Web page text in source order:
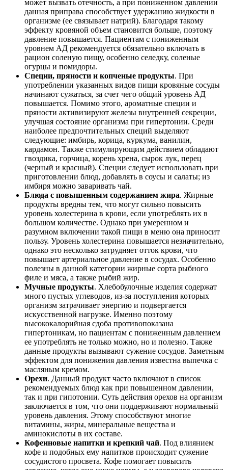
может вызвать отечность, а при пониженном давлении
данная приправа способствует удержанию жидкости в
организме (ее связывает натрий). Благодаря такому
эффекту кровяной объем становится больше, поэтому
давление повышается. Пациентам с пониженным
уровнем АД рекомендуется обязательно включать в
рацион соленую пищу, особенно селедку, соленые
огурцы и помидоры.
Специи, пряности и копченые продукты. При
употреблении указанных видов пищи кровяные сосуды
начинают сужаться, за счет чего общий уровень АД
повышается. Помимо этого, ароматные специи и
пряности активизируют железы внутренней секреции,
улучшая состояние организма при гипертонии. Среди
наиболее предпочтительных специй выделяют
следующие: имбирь, корица, куркума, ванилин,
кардамон. Также стимулирующим действием обладают
гвоздика, горчица, корень хрена, сырок лук, перец
(черный и красный). Специи следует использовать при
приготовлении блюд, добавлять в соусы и салаты; из
имбиря можно заваривать чай.
Блюда с повышенным содержанием жира. Жирные
продукты вредны тем, что могут сильно повысить
уровень холестерина в крови, если употреблять их в
большом количестве. Однако при умеренном и
разумном включении такой пищи в меню она приносит
пользу. Уровень холестерина повышается незначительно,
однако это несколько затрудняет отток крови, что
повышает артериальное давление в сосудах. Особенно
полезны в данной категории жирные сорта рыбного
филе и мяса, а также рыбий жир.
Мучные продукты. Хлебобулочные изделия содержат
много пустых углеводов, из-за поступления которых
организм затрачивает энергию и подвергается
искусственной нагрузке. Именно поэтому
высококалорийная сдоба противопоказана
гипертоникам, но пациентам с пониженным давлением
ее употреблять не только можно, но и полезно. Также
данные продукты вызывают сужение сосудов. Заметным
эффектом для понижения давления известна выпечка с
масляным кремом.
Орехи. Данный продукт часто включают в список
рекомендуемых блюд как при повышенном давлении,
так и при гипотонии. Суть действия орехов на организм
заключается в том, что они поддерживают нормальный
уровень давления. Этому способствуют многие
витамины, жиры, минеральные вещества и
аминокислоты в их составе.
Кофеиновые напитки и крепкий чай. Под влиянием
кофе и подобных ему напитков происходит сужение
сосудистого просвета. Кофе помогает повысить